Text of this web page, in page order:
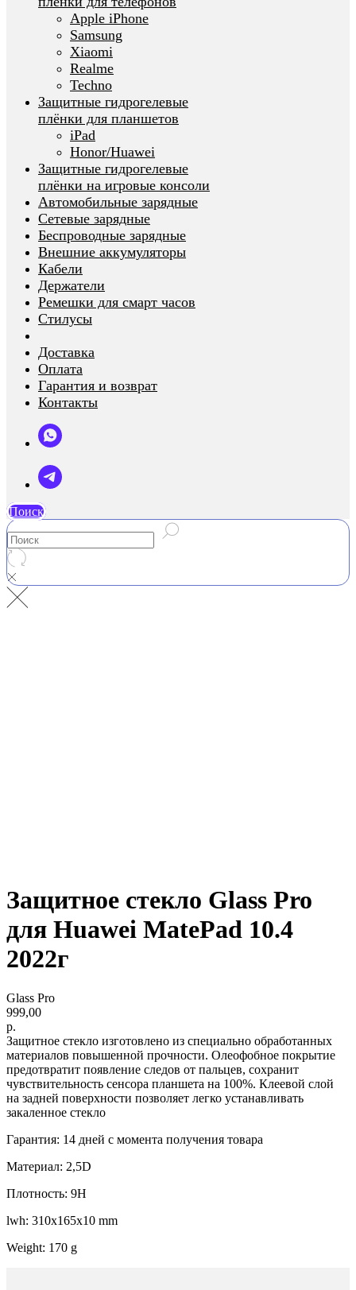
Apple iPhone
Samsung
Xiaomi
Realme
Techno
Защитные гидрогелевые
плёнки для планшетов
iPad
Honor/Huawei
Защитные гидрогелевые
плёнки на игровые консоли
Автомобильные зарядные
Сетевые зарядные
Беспроводные зарядные
Внешние аккумуляторы
Кабели
Держатели
Ремешки для смарт часов
Стилусы
Доставка
Оплата
Гарантия и возврат
Контакты
Поиск
Защитное стекло Glass Pro
для Huawei MatePad 10.4
2022г
Glass Pro
999,00
р.
Защитное стекло изготовлено из специально обработанных
материалов повышенной прочности. Олеофобное покрытие
предотвратит появление следов от пальцев, сохранит
чувствительность сенсора планшета на 100%. Клеевой слой
на задней поверхности позволяет легко устанавливать
закаленное стекло
Гарантия: 14 дней с момента получения товара
Материал: 2,5D
Плотность: 9H
lwh: 310x165x10 mm
Weight: 170 g